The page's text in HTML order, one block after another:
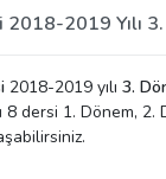
2019 Yılı
2018-2019 yılı 3.
dersi 1. Dönem,